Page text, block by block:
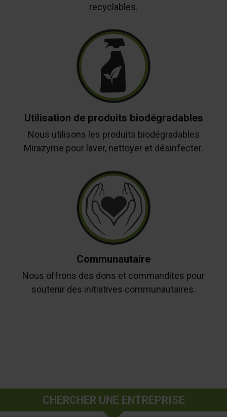
recyclables.
Utilisation de produits biodégradables
Nous utilisons les produits biodégradables
Mirazyme pour laver, nettoyer et désinfecter.
Communautaire
Nous offrons des dons et commandites pour
soutenir des initiatives communautaires.
CHERCHER UNE ENTREPRISE